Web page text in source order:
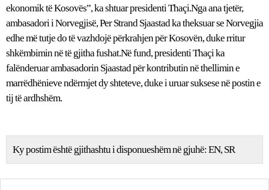
ekonomik të Kosovës”, ka shtuar presidenti Thaçi.Nga ana tjetër,
ambasadori i Norvegjisë, Per Strand Sjaastad ka theksuar se Norvegjia
edhe më tutje do të vazhdojë përkrahjen për Kosovën, duke rritur
shkëmbimin në të gjitha fushat.Në fund, presidenti Thaçi ka
falënderuar ambasadorin Sjaastad për kontributin në thellimin e
marrëdhënieve ndërmjet dy shteteve, duke i uruar suksese në postin e
tij të ardhshëm.
Ky postim është gjithashtu i disponueshëm në gjuhë:EN SR